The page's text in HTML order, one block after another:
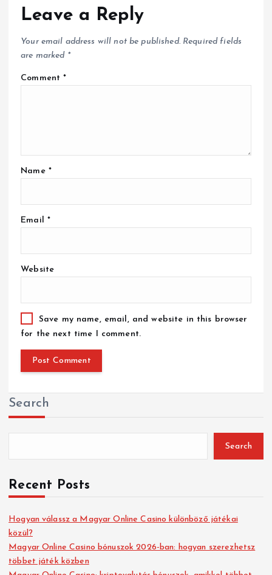
Leave a Reply
Your email address will not be published. Required fields
are marked *
Comment*
Name *
Email *
Website
Save my name, email, and website in this browser
for the next time I comment.
Search
Search
Recent Posts
Hogyan válassz a Magyar Online Casino különböző játékai
közül?
Magyar Online Casino bónuszok 2026-ban: hogyan szerezhetsz
többet játék közben